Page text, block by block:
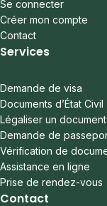
Se connecter
Créer mon compte
Contact
Services
Demande de visa
Documents d’État Civil
Légaliser un document
Demande de
Vérification de
Assistance en ligne
Prise de rendez-vous
Contact